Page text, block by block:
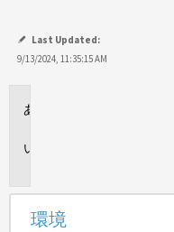
Last Updated:
9/13/2024, 11:35:15 AM
環境